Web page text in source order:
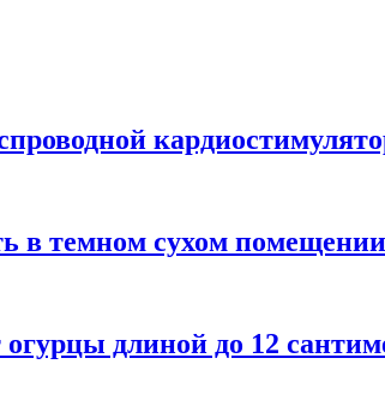
в темном сухом помещении
длиной до 12